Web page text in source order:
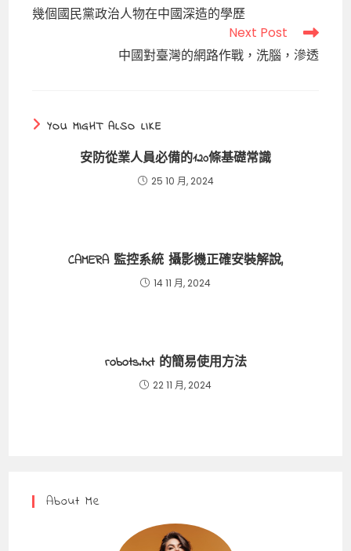
more
articles
幾個國民黨政治人物在中國深造的學歷
Next Post
中國對臺灣的網路作戰，洗腦，滲透
YOU MIGHT ALSO LIKE
安防從業人員必備的120條基礎常識
25 10 月, 2024
CAMERA 監控系統 攝影機正確安裝解說,
14 11 月, 2024
robots.txt 的簡易使用方法
22 11 月, 2024
About Me